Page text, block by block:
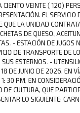
VEINTE ( 120)
EL
LA UNIDAD
DE QUESO,
- ESTACIÓN DE
DE TRANSPORTE DE
ESTERNOS. -
18 DE JUNIO DE 2026, EN
30 PM, EN
CULTURA, QUE
LO SIGUIENTE: